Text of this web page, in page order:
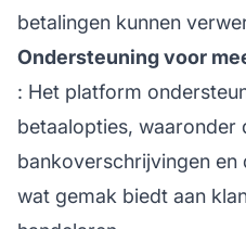
betalingen kunnen
Ondersteuning voor
: Het platform
betaalopties,
bankoverschrijvingen
wat gemak biedt aan